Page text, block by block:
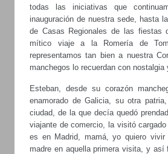
todas las iniciativas que
inauguración de nuestra sede, hasta
de Casas Regionales de las fiestas
mítico viaje a la Romería de
representamos tan bien a nuestra
manchegos lo recuerdan con nostalgia
Esteban, desde su corazón
enamorado de Galicia, su otra
ciudad, de la que decía quedó
viajante de comercio, la visitó
es en Madrid, mamá, yo quiero
madre en aquella primera visita, y